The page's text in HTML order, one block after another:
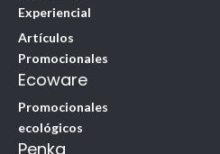
Experiencial
Artículos
Promocionales
Ecoware
Promocionales
ecológicos
Penka